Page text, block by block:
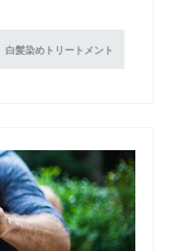
白髪染めトリートメント